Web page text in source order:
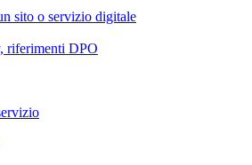
sito o servizio digitale
riferimenti DPO